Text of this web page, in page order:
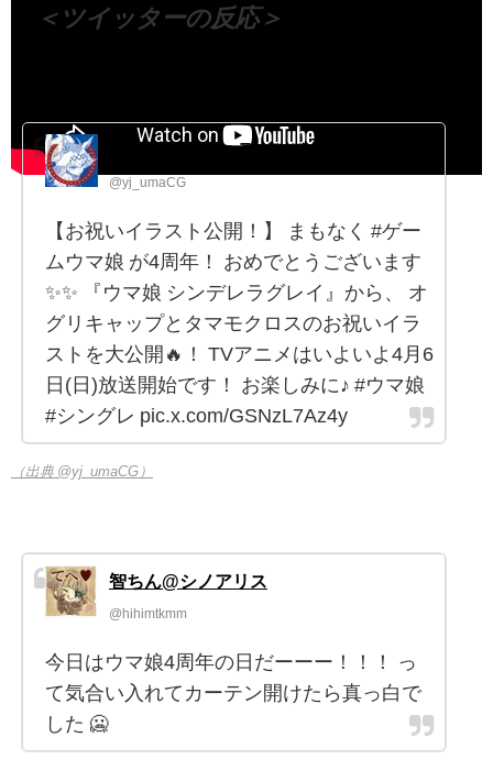
＜ツイッターの反応＞
ウマ娘 シンデレラグレイ公式アカウント
@yj_umaCG
【お祝いイラスト公開！】 まもなく #ゲー
ムウマ娘 が4周年！ おめでとうございます
✨✨ 『ウマ娘 シンデレラグレイ』から、 オ
グリキャップとタマモクロスのお祝いイラ
ストを大公開🔥！ TVアニメはいよいよ4月6
日(日)放送開始です！ お楽しみに♪ #ウマ娘
#シングレ pic.x.com/GSNzL7Az4y
（出典 @yj_umaCG）
智ちん@シノアリス
@hihimtkmm
今日はウマ娘4周年の日だーーー！！！ っ
て気合い入れてカーテン開けたら真っ白で
した 🥶